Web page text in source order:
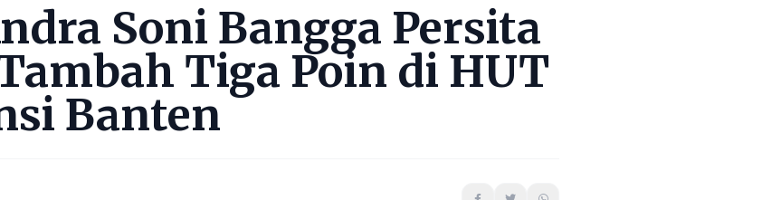
Soni Bangga Persita
Tiga Poin di HUT
Banten